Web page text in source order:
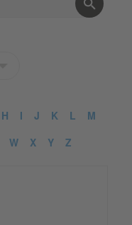
H I J K L
M
W X Y Z